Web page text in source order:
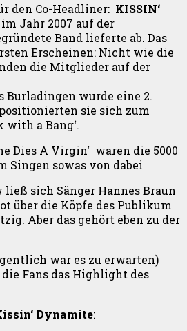
den Co-Headliner: KISSIN‘
Jahr 2007 auf der
Band lieferte ab. Das
Erscheinen: Nicht wie die
die Mitglieder auf der
Burladingen wurde eine 2.
sie sich zum
with a Bang‘.
Dies A Virgin‘ waren die 5000
Singen sowas von dabei
ließ sich Sänger Hannes Braun
über die Köpfe des Publikum
Aber das gehört eben zu der
war es zu erwarten)
Fans das Highlight des
Dynamite: